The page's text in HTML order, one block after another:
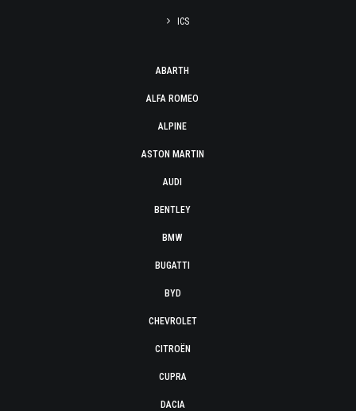
ICS
ABARTH
ALFA ROMEO
ALPINE
ASTON MARTIN
AUDI
BENTLEY
BMW
BUGATTI
BYD
CHEVROLET
CITROËN
CUPRA
DACIA